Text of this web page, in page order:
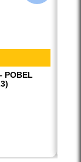
POBEL